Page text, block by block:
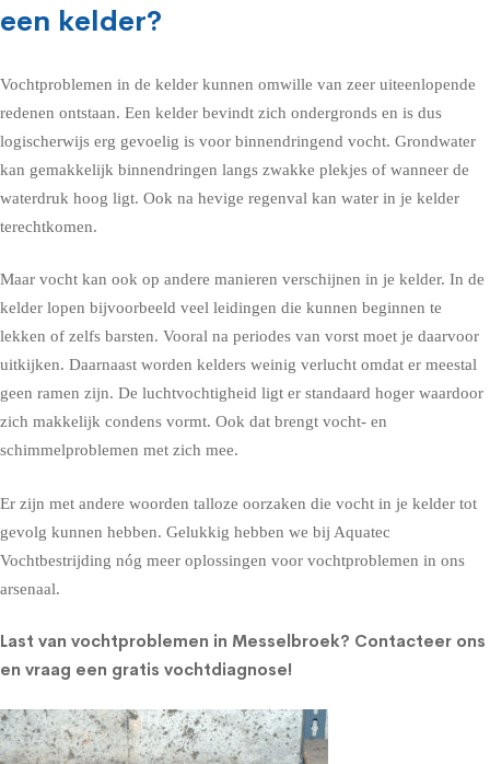
een kelder?
Vochtproblemen in de kelder kunnen omwille van zeer uiteenlopende
redenen ontstaan. Een kelder bevindt zich ondergronds en is dus
logischerwijs erg gevoelig is voor binnendringend vocht. Grondwater
kan gemakkelijk binnendringen langs zwakke plekjes of wanneer de
waterdruk hoog ligt. Ook na hevige regenval kan water in je kelder
terechtkomen.
Maar vocht kan ook op andere manieren verschijnen in je kelder. In de
kelder lopen bijvoorbeeld veel leidingen die kunnen beginnen te
lekken of zelfs barsten. Vooral na periodes van vorst moet je daarvoor
uitkijken. Daarnaast worden kelders weinig verlucht omdat er meestal
geen ramen zijn. De luchtvochtigheid ligt er standaard hoger waardoor
zich makkelijk condens vormt. Ook dat brengt vocht- en
schimmelproblemen met zich mee.
Er zijn met andere woorden talloze oorzaken die vocht in je kelder tot
gevolg kunnen hebben. Gelukkig hebben we bij Aquatec
Vochtbestrijding nóg meer oplossingen voor vochtproblemen in ons
arsenaal.
Last van vochtproblemen in Messelbroek? Contacteer ons
en vraag een gratis vochtdiagnose!